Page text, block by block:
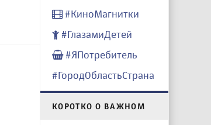
#КиноМагнитки
#ГлазамиДетей
#ЯПотребитель
#ГородОбластьСтрана
КОРОТКО О ВАЖНОМ